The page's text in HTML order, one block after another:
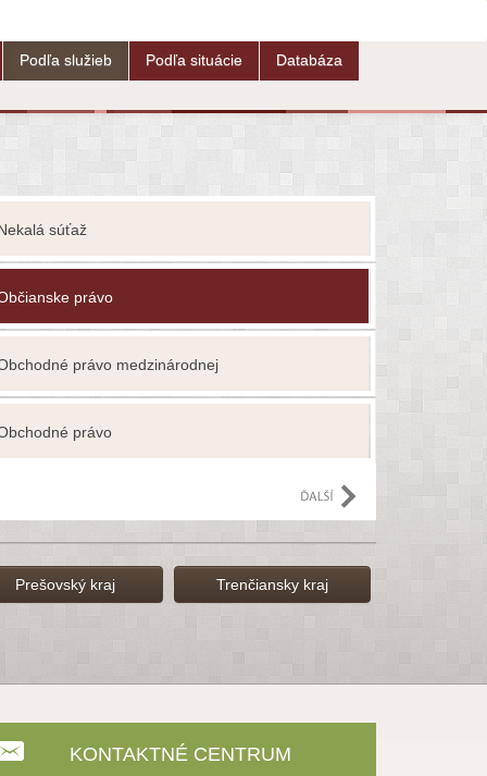
Podľa služieb Podľa situácie Databáza
súťaž
právo
právo medzinárodnej
právo
Prešovský kraj Trenčiansky kraj
KONTAKTNÉ CENTRUM